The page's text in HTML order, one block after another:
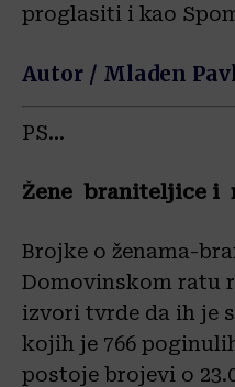
proglasiti i kao
Autor / Mladen
PS…
Žene braniteljice i
Brojke o ženama-
Domovinskom ratu
izvori tvrde da ih je
kojih je 766
postoje brojevi o